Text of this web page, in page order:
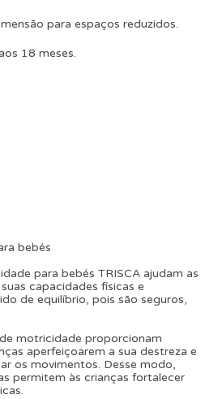
para espaços reduzidos.
18 meses.
bebés
para bebés TRISCA ajudam as
capacidades físicas e
de equilíbrio, pois são seguros,
motricidade proporcionam
aperfeiçoarem a sua destreza e
os movimentos. Desse modo,
permitem às crianças fortalecer